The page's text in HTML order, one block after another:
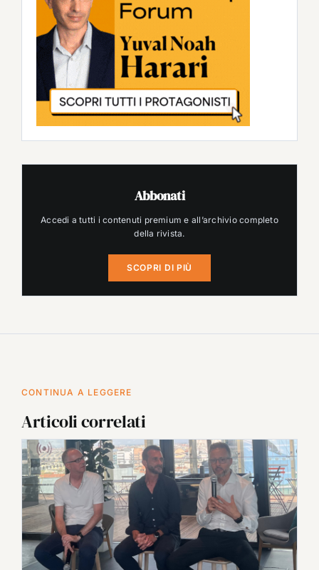
Abbonati
Accedi a tutti i contenuti premium e all’archivio completo
della rivista.
SCOPRI DI PIÙ
CONTINUA A LEGGERE
Articoli correlati